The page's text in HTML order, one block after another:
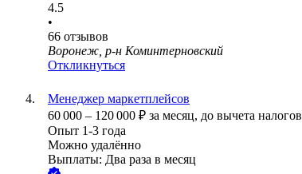
4.5
•
66 отзывов
Воронеж, р-н Коминтерновский
Откликнуться
Менеджер маркетплейсов
60 000 – 120 000 ₽ за месяц, до вычета налогов
Опыт 1-3 года
Можно удалённо
Выплаты: Два раза в месяц